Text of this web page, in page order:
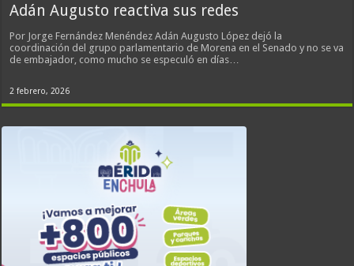
Adán Augusto reactiva sus redes
Por Jorge Fernández Menéndez Adán Augusto López dejó la
coordinación del grupo parlamentario de Morena en el Senado y no se va
de embajador, como mucho se especuló en días…
2 febrero, 2026